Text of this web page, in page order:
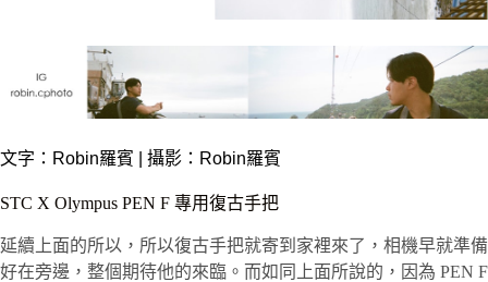
文字： Robin羅賓 | 攝影：Robin羅賓
STC X Olympus PEN F 專用復古手把
延續上面的所以，所以復古手把就寄到家裡來了，相機早就準備
好在旁邊，整個期待他的來臨。而如同上面所說的，因為 PEN F